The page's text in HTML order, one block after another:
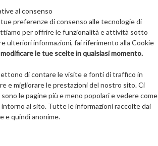
al consenso
preferenze di consenso alle tecnologie di
per offrire le funzionalità e attività sotto
ulteriori informazioni, fai riferimento alla Cookie
le tue scelte in qualsiasi momento.
di contare le visite e fonti di traffico in
e migliorare le prestazioni del nostro sito. Ci
le pagine più e meno popolari e vedere come
al sito. Tutte le informazioni raccolte dai
e quindi anonime.